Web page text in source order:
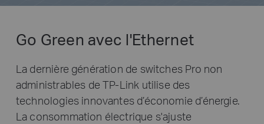
Go Green avec l'Ethernet
La dernière génération de switches Pro non
administrables de TP-Link utilise des
technologies innovantes d’économie d’énergie.
La consommation électrique s'ajuste